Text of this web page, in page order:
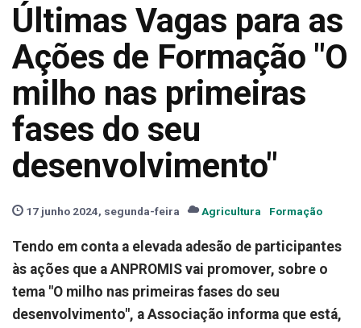
Últimas Vagas para as
Ações de Formação "O
milho nas primeiras
fases do seu
desenvolvimento"
17 junho 2024, segunda-feira Agricultura Formação
Tendo em conta a elevada adesão de participantes
às ações que a ANPROMIS vai promover, sobre o
tema "O milho nas primeiras fases do seu
desenvolvimento", a Associação informa que está,